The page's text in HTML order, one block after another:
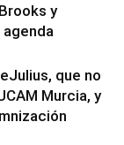
y
que no
Murcia, y